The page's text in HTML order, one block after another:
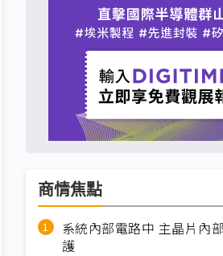
商情焦點
系統內部電路中 主晶片內
護